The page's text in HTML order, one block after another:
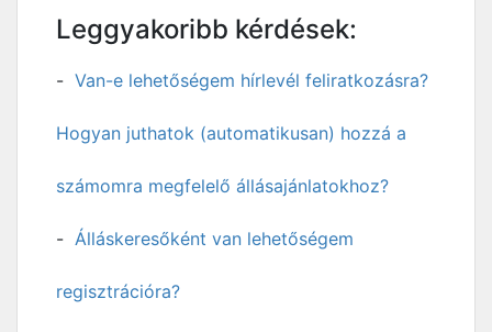
Leggyakoribb kérdések:
Van-e lehetőségem hírlevél feliratkozásra?
Hogyan juthatok (automatikusan) hozzá a
számomra megfelelő állásajánlatokhoz?
Álláskeresőként van lehetőségem
regisztrációra?